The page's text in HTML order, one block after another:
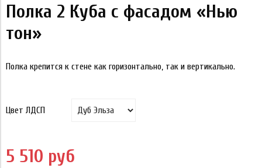
Полка 2 Куба с фасадом «Нью
тон»
Полка крепится к стене как горизонтально, так и вертикально.
Цвет ЛДСП
5 510 руб